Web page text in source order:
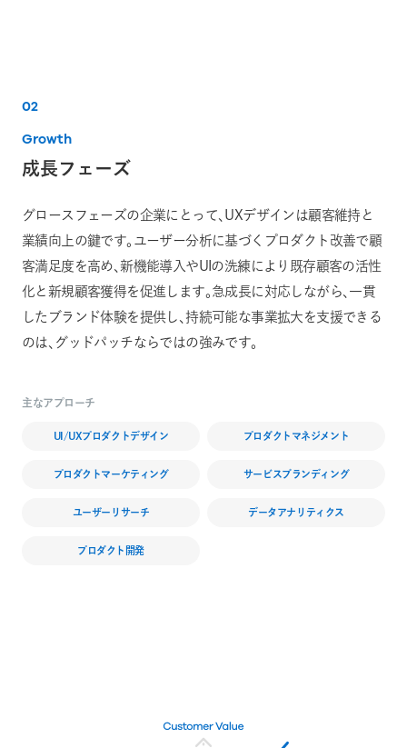
02
Growth
成長フェーズ
グロースフェーズの企業にとって、UXデザインは顧客維持と
業績向上の鍵です。ユーザー分析に基づくプロダクト改善で顧
客満足度を高め、新機能導入やUIの洗練により既存顧客の活性
化と新規顧客獲得を促進します。急成長に対応しながら、一貫
したブランド体験を提供し、持続可能な事業拡大を支援できる
のは、グッドパッチならではの強みです。
主なアプローチ
UI/UXプロダクトデザイン プロダクトマネジメント
プロダクトマーケティング サービスブランディング
ユーザーリサーチ データアナリティクス
プロダクト開発